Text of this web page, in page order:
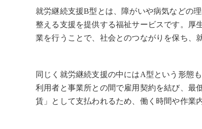
就労継続支援B型とは、障がいや病気などの
整える支援を提供する福祉サービスです。厚
業を行うことで、社会とのつながりを保ち、
同じく就労継続支援の中にはA型という形態
利用者と事業所との間で雇用契約を結び、最
賃」として支払われるため、働く時間や作業